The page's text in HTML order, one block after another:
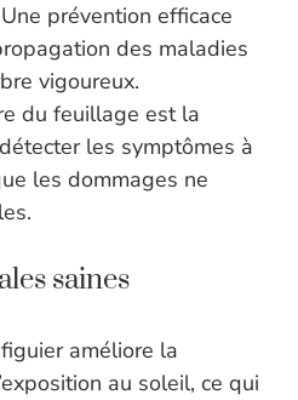
prévention efficace
des maladies
vigoureux.
du feuillage est la
les symptômes à
les dommages ne
saines
améliore la
au soleil, ce qui